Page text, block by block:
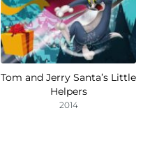
Tom and Jerry Santa’s Little
Helpers
2014